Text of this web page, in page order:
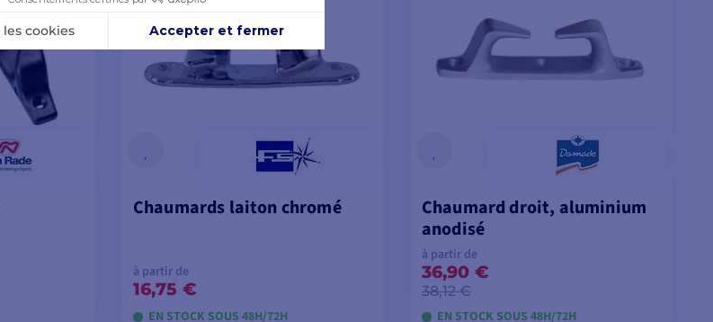
Chaumards laiton chromé
à partir de
16,75 €
EN STOCK SOUS 48H/72H
Chaumard droit, aluminium
anodisé
à partir de
36,90 €
38,12 €
EN STOCK SOUS 48H/72H